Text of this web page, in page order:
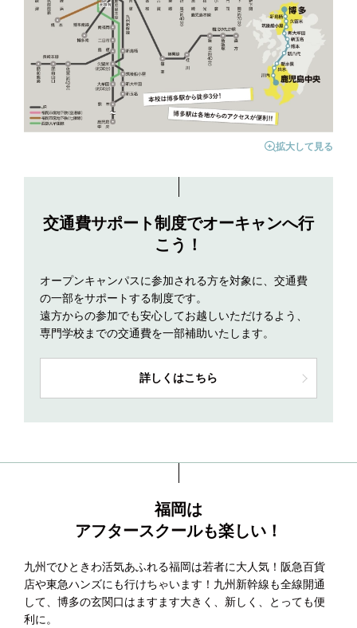
拡大して見る
交通費サポート制度でオーキャンへ行
こう！
オープンキャンパスに参加される方を対象に、交通費
の一部をサポートする制度です。
遠方からの参加でも安心してお越しいただけるよう、
専門学校までの交通費を一部補助いたします。
詳しくはこちら
福岡は
アフタースクールも楽しい！
九州でひときわ活気あふれる福岡は若者に大人気！阪急百貨
店や東急ハンズにも行けちゃいます！九州新幹線も全線開通
して、博多の玄関口はますます大きく、新しく、とっても便
利に。